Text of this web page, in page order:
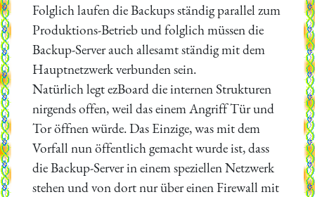
Folglich laufen die Backups ständig parallel zum
Produktions-Betrieb und folglich müssen die
Backup-Server auch allesamt ständig mit dem
Hauptnetzwerk verbunden sein.
Natürlich legt ezBoard die internen Strukturen
nirgends offen, weil das einem Angriff Tür und
Tor öffnen würde. Das Einzige, was mit dem
Vorfall nun öffentlich gemacht wurde ist, dass
die Backup-Server in einem speziellen Netzwerk
stehen und von dort nur über einen Firewall mit